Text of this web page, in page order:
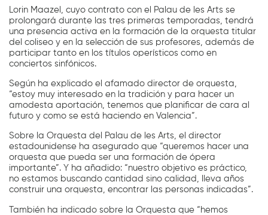
Lorin Maazel, cuyo contrato con el Palau de les Arts se
prolongará durante las tres primeras temporadas, tendrá
una presencia activa en la formación de la orquesta titular
del coliseo y en la selección de sus profesores, además de
participar tanto en los títulos operísticos como en
conciertos sinfónicos.
Según ha explicado el afamado director de orquesta,
“estoy muy interesado en la tradición y para hacer un
amodesta aportación, tenemos que planificar de cara al
futuro y como se está haciendo en Valencia”.
Sobre la Orquesta del Palau de les Arts, el director
estadounidense ha asegurado que “queremos hacer una
orquesta que pueda ser una formación de ópera
importante”. Y ha añadido: “nuestro objetivo es práctico,
no estamos buscando cantidad sino calidad, lleva años
construir una orquesta, encontrar las personas indicadas”.
También ha indicado sobre la Orquesta que “hemos